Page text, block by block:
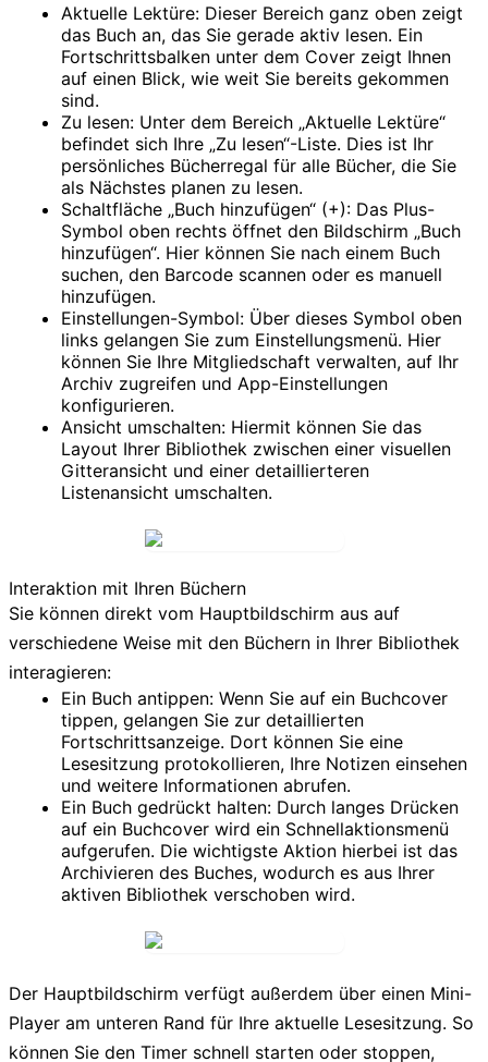
Aktuelle Lektüre: Dieser Bereich ganz oben zeigt
das Buch an, das Sie gerade aktiv lesen. Ein
Fortschrittsbalken unter dem Cover zeigt Ihnen
auf einen Blick, wie weit Sie bereits gekommen
sind.
Zu lesen: Unter dem Bereich „Aktuelle Lektüre“
befindet sich Ihre „Zu lesen“-Liste. Dies ist Ihr
persönliches Bücherregal für alle Bücher, die Sie
als Nächstes planen zu lesen.
Schaltfläche „Buch hinzufügen“ (+): Das Plus-
Symbol oben rechts öffnet den Bildschirm „Buch
hinzufügen“. Hier können Sie nach einem Buch
suchen, den Barcode scannen oder es manuell
hinzufügen.
Einstellungen-Symbol: Über dieses Symbol oben
links gelangen Sie zum Einstellungsmenü. Hier
können Sie Ihre Mitgliedschaft verwalten, auf Ihr
Archiv zugreifen und App-Einstellungen
konfigurieren.
Ansicht umschalten: Hiermit können Sie das
Layout Ihrer Bibliothek zwischen einer visuellen
Gitteransicht und einer detaillierteren
Listenansicht umschalten.
Interaktion mit Ihren Büchern
Sie können direkt vom Hauptbildschirm aus auf
verschiedene Weise mit den Büchern in Ihrer Bibliothek
interagieren:
Ein Buch antippen: Wenn Sie auf ein Buchcover
tippen, gelangen Sie zur detaillierten
Fortschrittsanzeige. Dort können Sie eine
Lesesitzung protokollieren, Ihre Notizen einsehen
und weitere Informationen abrufen.
Ein Buch gedrückt halten: Durch langes Drücken
auf ein Buchcover wird ein Schnellaktionsmenü
aufgerufen. Die wichtigste Aktion hierbei ist das
Archivieren des Buches, wodurch es aus Ihrer
aktiven Bibliothek verschoben wird.
Der Hauptbildschirm verfügt außerdem über einen Mini-
Player am unteren Rand für Ihre aktuelle Lesesitzung. So
können Sie den Timer schnell starten oder stoppen,